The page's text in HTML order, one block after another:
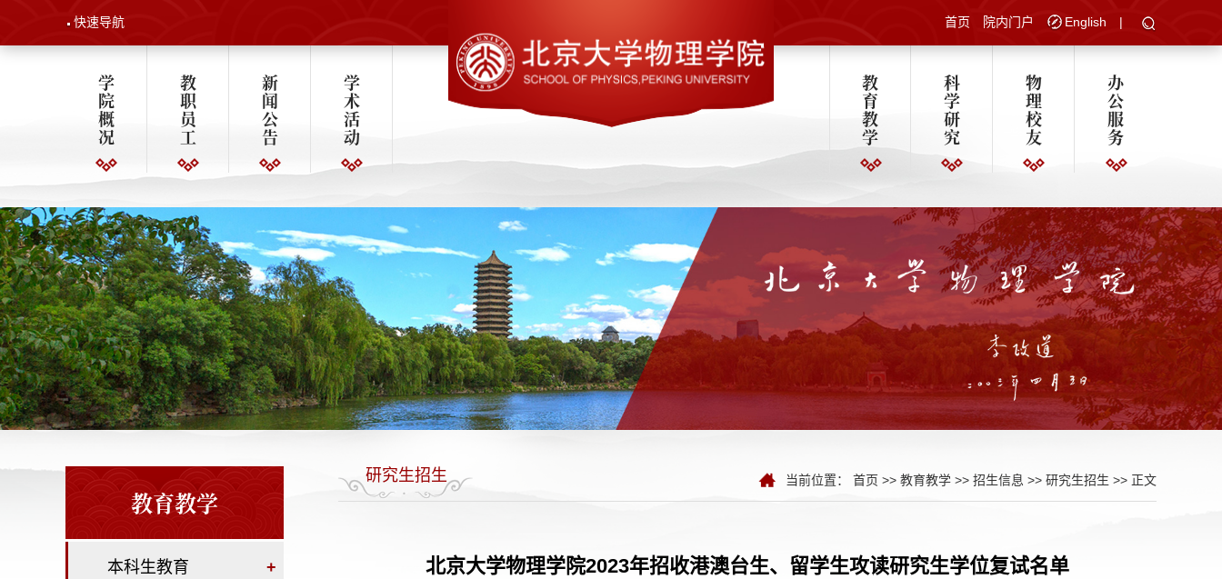
快速导航 首页 院内门户 English |
学
院
概
况
教
职
员
工
新
闻
公
告
学
术
活
动
教
育
教
学
科
学
研
究
物
理
校
友
办
公
服
务
教育教学
本科生教育 +
研究生招生 当前位置： 首页 >> 教育教学 >> 招生信息 >> 研究生招生 >> 正文
北京大学物理学院2023年招收港澳台生、留学生攻读研究生学位复试名单